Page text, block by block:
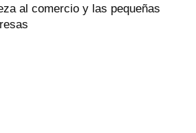
al comercio y las pequeñas